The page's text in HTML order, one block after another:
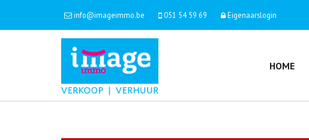
info@imageimmo.be 051 54 59 69 Eigenaarslogin
HOME